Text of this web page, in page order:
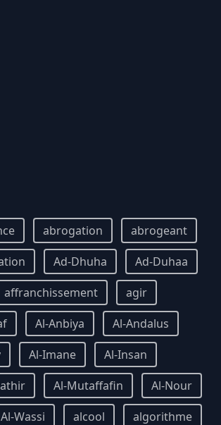
abrogation
abrogeant
Ad-Dhuha
Ad-Duhaa
affranchissement
agir
Al-Anbiya
Al-Andalus
Al-Imane
Al-Insan
Al-Mutaffafin
Al-Nour
Al-Wassi alcool
algorithme